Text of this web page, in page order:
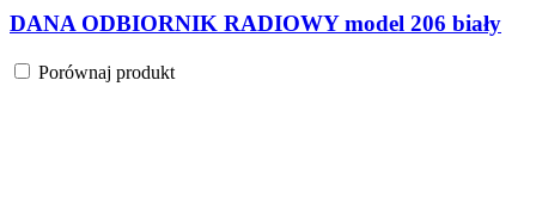
DANA ODBIORNIK RADIOWY model 206 biały
Porównaj produkt